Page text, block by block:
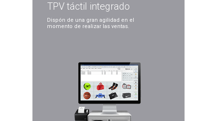
TPV táctil integrado
Dispón de una gran agilidad en el
momento de realizar las ventas.